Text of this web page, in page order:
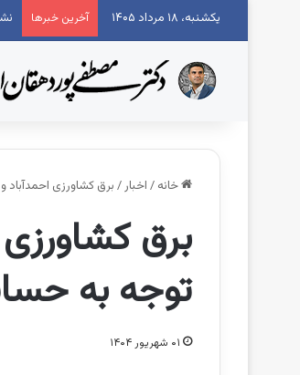
یکشنبه، ۱۸ مرداد ۱۴۰۵ آخرین خبرها
خانه / اخبار/ برق کشاورزی احمدآباد
برق کشاورزی
توجه به
۰۱ شهریور ۱۴۰۴